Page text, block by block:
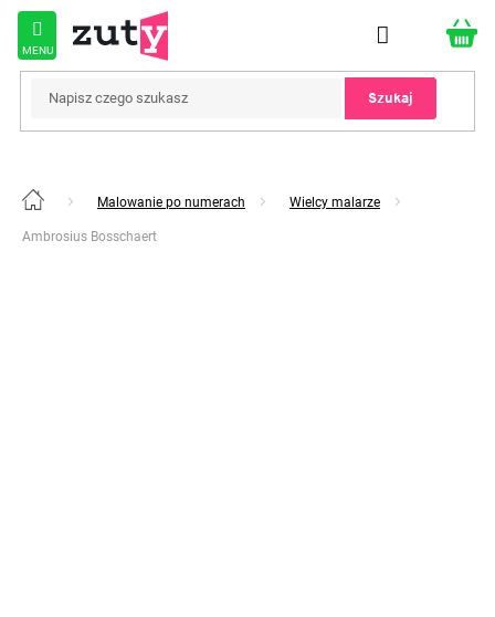
Przejść
treści
Szukaj
Home Malowanie po numerach Wielcy malarze
Ambrosius Bosschaert